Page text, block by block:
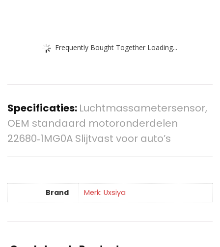
Frequently Bought Together Loading...
Specificaties: Luchtmassametersensor,
OEM standaard motoronderdelen
22680‑1MG0A Slijtvast voor auto’s
Brand Merk: Uxsiya